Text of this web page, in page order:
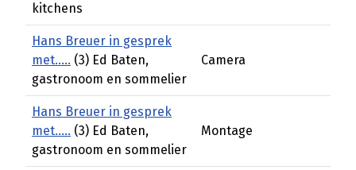
kitchens
Hans Breuer in gesprek
met..... (3) Ed Baten,
gastronoom en sommelier
Camera
Hans Breuer in gesprek
met..... (3) Ed Baten,
gastronoom en sommelier
Montage